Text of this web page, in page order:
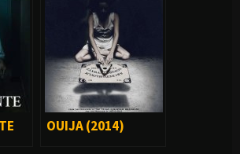
OUIJA (2014)